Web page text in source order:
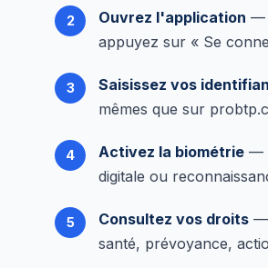
Ouvrez l'application —
appuyez sur « Se
Saisissez vos
mêmes que sur
Activez la biométrie —
digitale ou
Consultez vos droits —
santé, prévoyance,